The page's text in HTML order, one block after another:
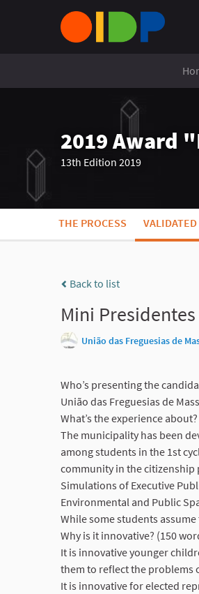
2019 Award
13th Edition 2019
THE PROCESS
Back to list
Mini Presidentes
União das Freguesias de
Who’s presenting the
União das Freguesias de
What’s the experience
The municipality has been
among students in the 1st
community in the citizenship
Simulations of Executive
Environmental and Public
While some students
Why is it innovative? (150
It is innovative younger
them to reflect the problems
It is innovative for elected